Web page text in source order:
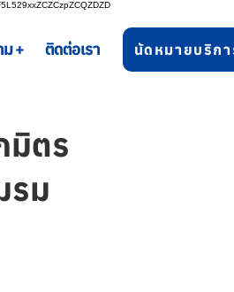
+ ติดต่อเรา นัดหมายบริก
มิตร
รม